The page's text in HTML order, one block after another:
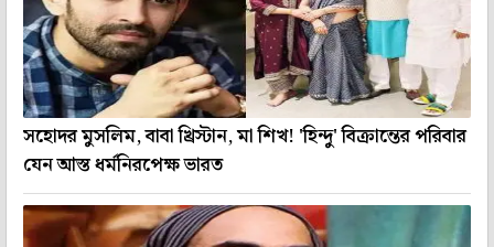
সহোদর মুসলিম, বাবা খ্রিস্টান, মা শিখ! 'হিন্দু' বিক্রান্তের পরিবার
যেন আস্ত ধর্মনিরপেক্ষ ভারত